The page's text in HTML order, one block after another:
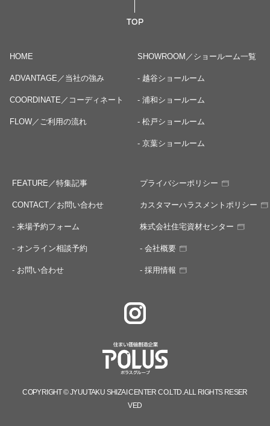
TOP
HOME
ADVANTAGE／当社の強み
COORDINATE／コーディネート
FLOW／ご利用の流れ
SHOWROOM／ショールーム一覧
- 越谷ショールーム
- 浦和ショールーム
- 松戸ショールーム
- 京葉ショールーム
FEATURE／特集記事
CONTACT／お問い合わせ
- 来場予約フォーム
- オンライン相談予約
- お問い合わせ
プライバシーポリシー
カスタマーハラスメントポリシー
株式会社住宅資材センター
- 会社概要
- 採用情報
COPYRIGHT © JYUUTAKU SHIZAI CENTER CO.LTD. ALL RIGHTS RESER
VED